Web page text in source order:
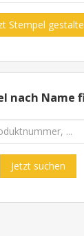
Stempel
nach Name
Jetzt suchen